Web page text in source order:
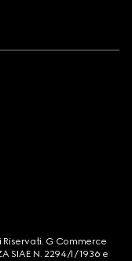
Riservati. G Commerce
SIAE N. 2294/I/1936 e